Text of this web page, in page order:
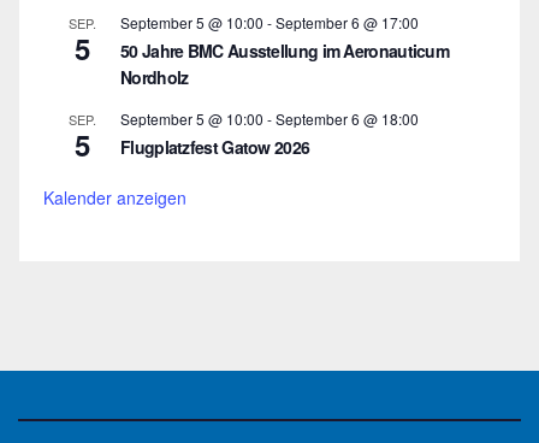
SEP.
5
September 5 @ 10:00 -September 6 @ 17:00
50 Jahre BMC Ausstellung im Aeronauticum
Nordholz
SEP.
5
September 5 @ 10:00 -September 6 @ 18:00
Flugplatzfest Gatow 2026
Kalender anzeigen